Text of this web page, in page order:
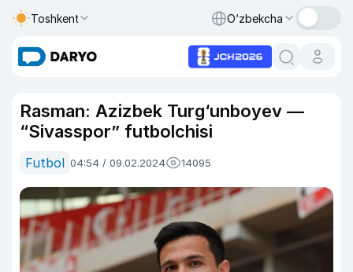
Toshkent O‘zbekcha
Rasman: Azizbek Turg‘unboyev —
“Sivasspor” futbolchisi
Futbol 04:54 / 09.02.2024 14095